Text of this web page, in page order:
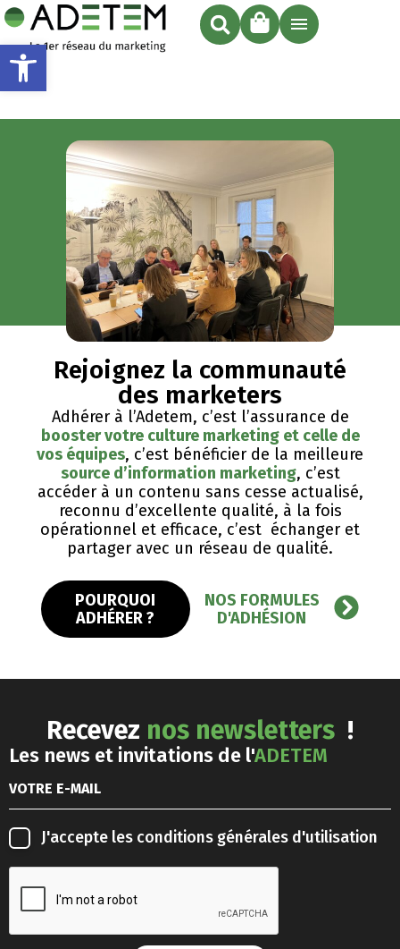
Ouvrir la barre d’outils
Rejoignez la communauté
des marketers
Adhérer à l’Adetem, c’est l’assurance de
booster votre culture marketing et celle de
vos équipes, c’est bénéficier de la meilleure
source d’information marketing, c’est
accéder à un contenu sans cesse actualisé,
reconnu d’excellente qualité, ​à la fois
opérationnel et efficace, c’est échanger et
partager avec un réseau de qualité.
POURQUOI
ADHÉRER ?
NOS FORMULES
D'ADHÉSION
Recevez nos newsletters !
Les news et invitations de l'ADETEM
J'accepte les conditions générales d'utilisation